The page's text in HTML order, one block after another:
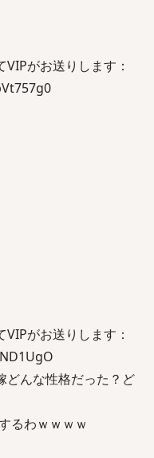
がお送りします：
がお送りします：
どんな性格だった？ど
るわｗｗｗｗ